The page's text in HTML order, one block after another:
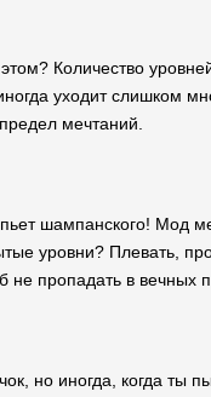
Количество
уходит слишком
мечтаний.
пьет шампанского!
уровни? Плевать,
пропадать в вечных
но иногда, когда ты